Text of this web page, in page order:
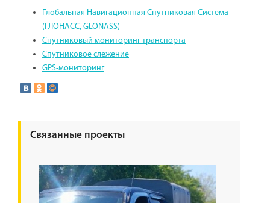
Глобальная Навигационная Спутниковая Система
(ГЛОНАСС, GLONASS)
Спутниковый мониторинг транспорта
Спутниковое слежение
GPS-мониторинг
Связанные проекты